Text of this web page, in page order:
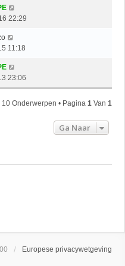
22:29
11:18
23:06
10 Onderwerpen • Pagina 1 Van 1
Ga Naar
Europese privacywetgeving